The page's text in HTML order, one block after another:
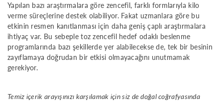
Yapılan bazı araştırmalara göre zencefil, farklı formlarıyla kilo
verme süreçlerine destek olabiliyor. Fakat uzmanlara göre bu
etkinin resmen kanıtlanması için daha geniş çaplı araştırmalara
ihtiyaç var. Bu sebeple toz zencefil hedef odaklı beslenme
programlarında bazı şekillerde yer alabilecekse de, tek bir besinin
zayıflamaya doğrudan bir etkisi olmayacağını unutmamak
gerekiyor.
Temiz içerik arayışınızı karşılamak için siz de doğal coğrafyasında